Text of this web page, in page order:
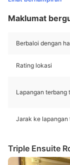
Maklumat
Berbaloi dengan
Rating lokasi
Lapangan terbang
Jarak ke lapangan
Triple Ensuite